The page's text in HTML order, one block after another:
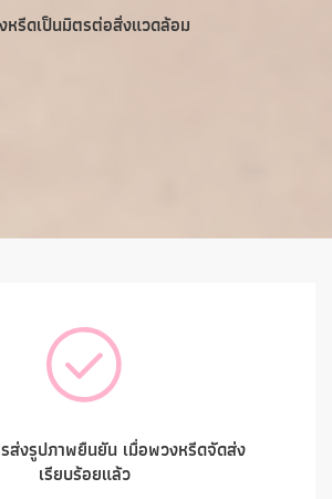
หรีดเป็นมิตรต่อสิ่งแวดล้อม
ส่งรูปภาพยืนยัน เมื่อพวงหรีดจัดส่ง
เรียบร้อยแล้ว